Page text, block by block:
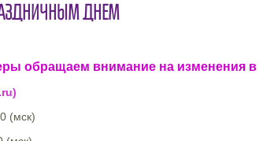
ДНЕМ
обращаем внимание на изменения
(мск)